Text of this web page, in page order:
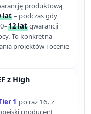
produktową,
lat – podczas gdy
12 lat gwarancji
To konkretna
projektów i ocenie
z High
1 po raz 16. z
producent